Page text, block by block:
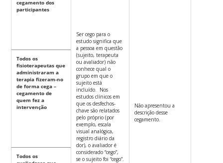
cegamento dos
participantes
Ser cego para o
estudo significa que
a pessoa em questão
(sujeito, terapeuta
ou avaliador) não
conhece qual o
grupo em que o
sujeito está
incluído. Nos
estudos clínicos em
que os desfechos-
chave são relatados
pelo próprio (por
exemplo, escala
visual analógica,
registro diário da
dor), o avaliador é
considerado “cego”,
se o sujeito foi “cego”.
Não apresentou a
descrição desse
cegamento.
Todos os
fisioterapeutas que
administraram a
terapia fizeram-no
de forma cega –
cegamento de
quem fez a
intervenção
Todos os